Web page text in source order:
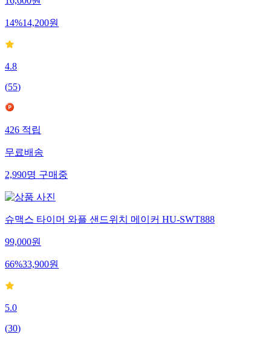
14%14,200원
4.8
(55)
426 적립
무료배송
2,990명 구매중
슈맥스 타이머 와플 샌드위치 메이커 HU-SWT888
99,000원
66%33,900원
5.0
(30)